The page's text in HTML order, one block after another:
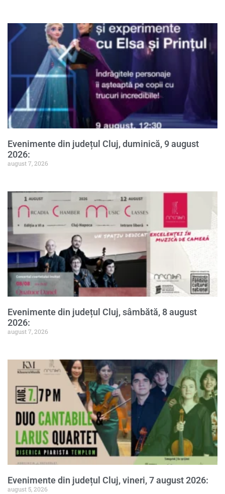
Evenimente din județul Cluj, duminică, 9 august
2026:
august 7, 2026
Evenimente din județul Cluj, sâmbătă, 8 august
2026:
august 7, 2026
Evenimente din județul Cluj, vineri, 7 august 2026:
august 5, 2026